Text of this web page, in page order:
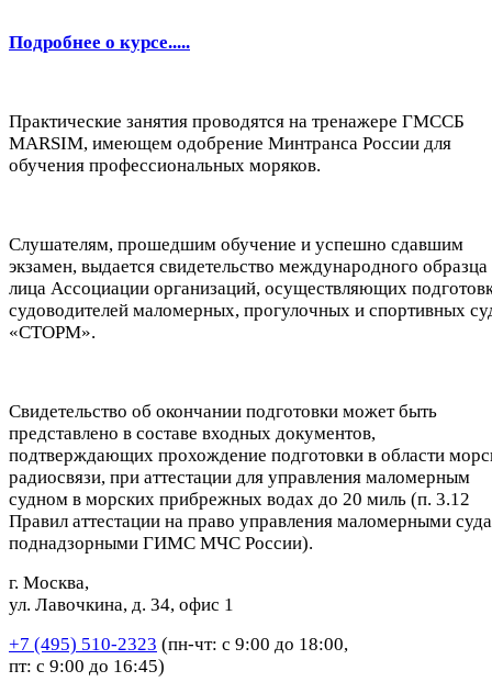
Подробнее о курсе.....
Практические занятия проводятся на тренажере ГМССБ
MARSIM, имеющем одобрение Минтранса России для
обучения профессиональных моряков.
Слушателям, прошедшим обучение и успешно сдавшим
экзамен, выдается свидетельство международного образца
лица Ассоциации организаций, осуществляющих
судоводителей маломерных, прогулочных и спортивных
«СТОРМ».
Свидетельство об окончании подготовки может быть
представлено в составе входных документов,
подтверждающих прохождение подготовки в области
радиосвязи, при аттестации для управления маломерным
судном в морских прибрежных водах до 20 миль (п. 3.12
Правил аттестации на право управления маломерными
поднадзорными ГИМС МЧС России).
г. Москва,
ул. Лавочкина, д. 34, офис 1
+7 (495) 510-2323 (пн-чт: с 9:00 до 18:00,
пт: с 9:00 до 16:45)